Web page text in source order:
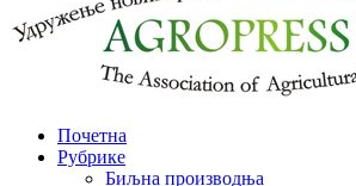
Почетна
Рубрике
Биљна производња